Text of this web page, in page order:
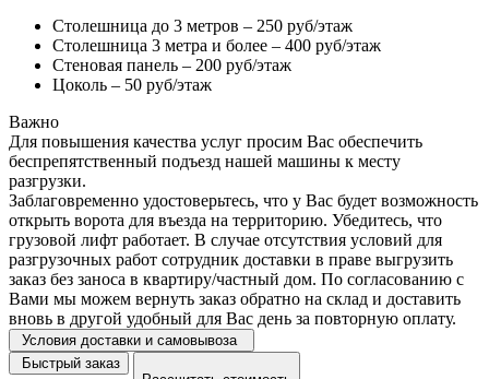
Столешница до 3 метров – 250 руб/этаж
Столешница 3 метра и более – 400 руб/этаж
Стеновая панель – 200 руб/этаж
Цоколь – 50 руб/этаж
Важно
Для повышения качества услуг просим Вас обеспечить
беспрепятственный подъезд нашей машины к месту
разгрузки.
Заблаговременно удостоверьтесь, что у Вас будет возможность
открыть ворота для въезда на территорию. Убедитесь, что
грузовой лифт работает. В случае отсутствия условий для
разгрузочных работ сотрудник доставки в праве выгрузить
заказ без заноса в квартиру/частный дом. По согласованию с
Вами мы можем вернуть заказ обратно на склад и доставить
вновь в другой удобный для Вас день за повторную оплату.
Условия доставки и самовывоза
Быстрый заказ